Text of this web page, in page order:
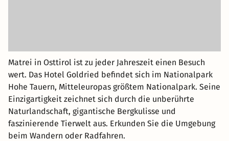
Matrei in Osttirol ist zu jeder Jahreszeit einen Besuch
wert. Das Hotel Goldried befindet sich im Nationalpark
Hohe Tauern, Mitteleuropas größtem Nationalpark. Seine
Einzigartigkeit zeichnet sich durch die unberührte
Naturlandschaft, gigantische Bergkulisse und
faszinierende Tierwelt aus. Erkunden Sie die Umgebung
beim Wandern oder Radfahren.